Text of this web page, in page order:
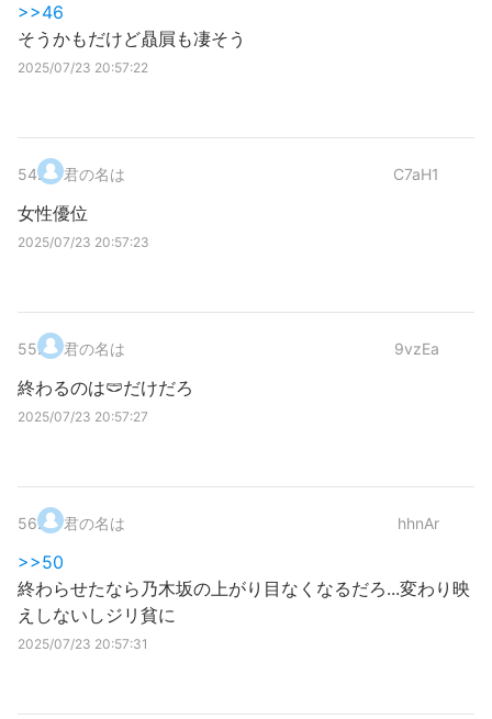
>>46
そうかもだけど贔屓も凄そう
2025/07/23 20:57:22
54. 君の名は C7aH1
女性優位
2025/07/23 20:57:23
55. 君の名は 9vzEa
終わるのは🩲だけだろ
2025/07/23 20:57:27
56. 君の名は hhnAr
>>50
終わらせたなら乃木坂の上がり目なくなるだろ...変わり映
えしないしジリ貧に
2025/07/23 20:57:31